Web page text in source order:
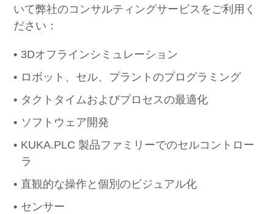
いて弊社のコンサルティングサービスをご利用く
ださい：
3Dオフラインシミュレーション
ロボット、セル、プラントのプログラミング
タクトタイムおよびプロセスの最適化
ソフトウェア開発
KUKA.PLC 製品ファミリーでのセルコントロー
ラ
直観的な操作と個別のビジュアル化
センサー